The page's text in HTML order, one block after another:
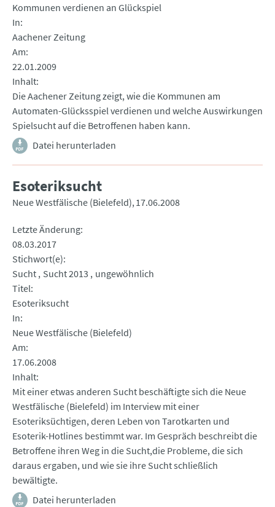
Kommunen verdienen an Glückspiel
In
Aachener Zeitung
Am
22.01.2009
Inhalt
Die Aachener Zeitung zeigt, wie die Kommunen am
Automaten-Glücksspiel verdienen und welche Auswirkungen
Spielsucht auf die Betroffenen haben kann.
Datei herunterladen
Esoteriksucht
Neue Westfälische (Bielefeld) 17.06.2008
Letzte Änderung
08.03.2017
Stichwort(e)
Sucht Sucht 2013
ungewöhnlich
Titel
Esoteriksucht
In
Neue Westfälische (Bielefeld)
Am
17.06.2008
Inhalt
Mit einer etwas anderen Sucht beschäftigte sich die Neue
Westfälische (Bielefeld) im Interview mit einer
Esoteriksüchtigen, deren Leben von Tarotkarten und
Esoterik-Hotlines bestimmt war. Im Gespräch beschreibt die
Betroffene ihren Weg in die Sucht,die Probleme, die sich
daraus ergaben, und wie sie ihre Sucht schließlich
bewältigte.
Datei herunterladen